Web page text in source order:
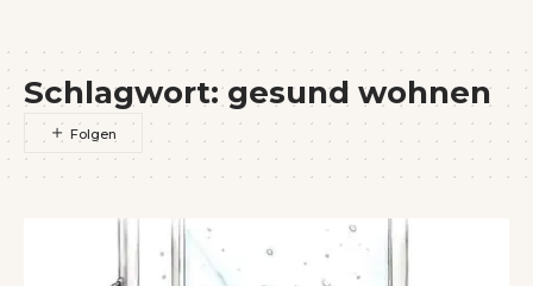
Schlagwort:gesund wohnen